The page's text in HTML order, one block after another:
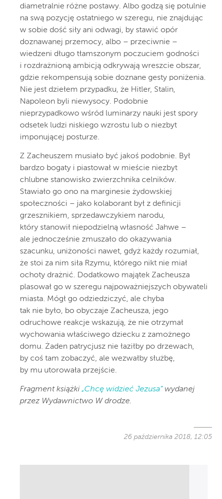
diametralnie różne postawy. Albo godzą się potulnie
na swą pozycję ostatniego w szeregu, nie znajdując
w sobie dość siły ani odwagi, by stawić opór
doznawanej przemocy, albo – przeciwnie –
wiedzeni długo tłamszonym poczuciem godności
i rozdrażnioną ambicją odkrywają wreszcie obszar,
gdzie rekompensują sobie doznane gesty poniżenia.
Nie jest dziełem przypadku, że Hitler, Stalin,
Napoleon byli niewysocy. Podobnie
nieprzypadkowo wśród luminarzy nauki jest spory
odsetek ludzi niskiego wzrostu lub o niezbyt
imponującej posturze.
Z Zacheuszem musiało być jakoś podobnie. Był
bardzo bogaty i piastował w mieście niezbyt
chlubne stanowisko zwierzchnika celników.
Stawiało go ono na marginesie żydowskiej
społeczności – jako kolaborant był z definicji
grzesznikiem, sprzedawczykiem narodu,
który stanowił niepodzielną własność Jahwe –
ale jednocześnie zmuszało do okazywania
szacunku, uniżoności nawet, gdyż każdy rozumiał,
że stoi za nim siła Rzymu, którego nikt nie miał
ochoty drażnić. Dodatkowo majątek Zacheusza
plasował go w szeregu najpoważniejszych obywateli
miasta. Mógł go odziedziczyć, ale chyba
tak nie było, bo obyczaje Zacheusza, jego
odruchowe reakcje wskazują, że nie otrzymał
wychowania właściwego dziecku z zamożnego
domu. Żaden patrycjusz nie łaziłby po drzewach,
by coś tam zobaczyć, ale wezwałby służbę,
by mu utorowała przejście.
Fragment książki „Chcę widzieć Jezusa”wydanej
przez Wydawnictwo W drodze.
26 października 2018, 12:05